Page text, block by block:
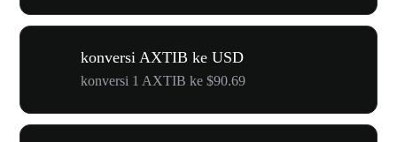
konversi AXTIB ke USD
konversi 1 AXTIB ke $90.69